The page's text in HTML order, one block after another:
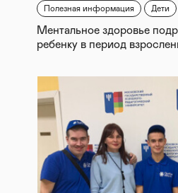
Полезная информация Дети
Ментальное здоровье
ребенку в период